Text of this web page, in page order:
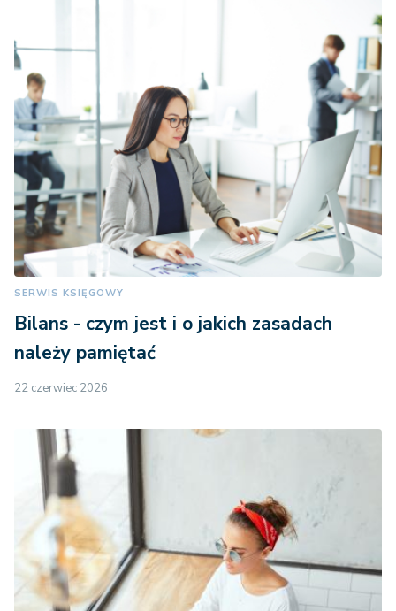
SERWIS KSIĘGOWY
Bilans - czym jest i o jakich zasadach
należy pamiętać
22 czerwiec 2026